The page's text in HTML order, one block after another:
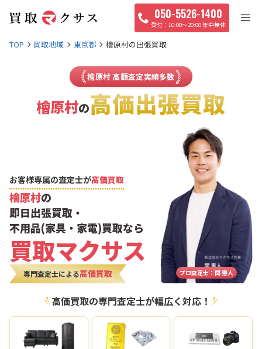
050-5526-1400
10:00〜20:00 年中無休
TOP 買取地域 東京都 檜原村の出張買取
檜原村 高額査定実績多数
檜原村の高価出張買取
お客様専属の査定士が高価買取
檜原村の
即日出張買取・
不用品(家具・家電)買取なら
買取マクサス
専門査定士による高価買取 プロ査定士：関 憲人
高価買取の専門査定士が幅広く対応！